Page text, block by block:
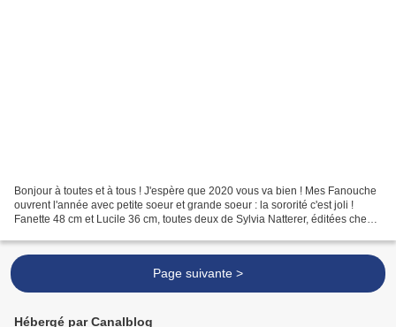
Bonjour à toutes et à tous ! J'espère que 2020 vous va bien ! Mes Fanouche
ouvrent l'année avec petite soeur et grande soeur : la sororité c'est joli !
Fanette 48 cm et Lucile 36 cm, toutes deux de Sylvia Natterer, éditées chez
Page suivante >
Hébergé par Canalblog